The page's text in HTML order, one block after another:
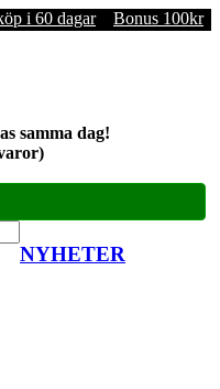
i 60 dagar Bonus 100kr
samma dag!
NYHETER